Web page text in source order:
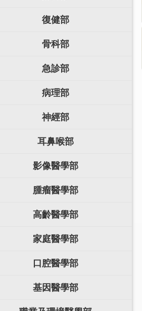
復健部
骨科部
急診部
病理部
神經部
耳鼻喉部
影像醫學部
腫瘤醫學部
高齡醫學部
家庭醫學部
口腔醫學部
基因醫學部